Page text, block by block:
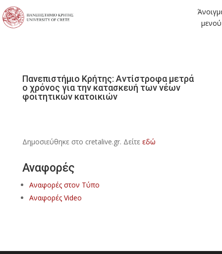
μενού
Πανεπιστήμιο Κρήτης: Αντίστροφα μετρά
ο χρόνος για την κατασκευή των νέων
φοιτητικών κατοικιών
Δημοσιεύθηκε στο cretalive.gr. Δείτεεδώ
Αναφορές
Αναφορές στον Τύπο
Αναφορές Video